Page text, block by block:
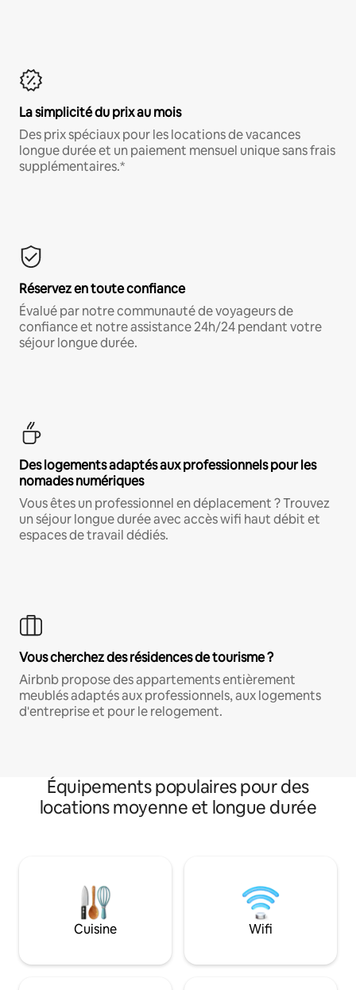
La simplicité du prix au mois
Des prix spéciaux pour les locations de vacances
longue durée et un paiement mensuel unique sans frais
supplémentaires.*
Réservez en toute confiance
Évalué par notre communauté de voyageurs de
confiance et notre assistance 24h/24 pendant votre
séjour longue durée.
Des logements adaptés aux professionnels pour les
nomades numériques
Vous êtes un professionnel en déplacement ? Trouvez
un séjour longue durée avec accès wifi haut débit et
espaces de travail dédiés.
Vous cherchez des résidences de tourisme ?
Airbnb propose des appartements entièrement
meublés adaptés aux professionnels, aux logements
d'entreprise et pour le relogement.
Équipements populaires pour des
locations moyenne et longue durée
Cuisine Wifi